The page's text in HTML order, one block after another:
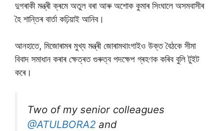
দুগৰাকী মন্ত্ৰী ক্ৰমে অতুল বৰা আৰু অশোক কুমাৰ সিংঘালে অসমবাসীৰ
হৈ শান্তিৰ বাৰ্তা কঢ়িয়াই আনিব।
আনহাতে, মিজোৰামৰ মুখ্য মন্ত্ৰী জোৰামথাংগাইও উক্ত বৈঠকে সীমা
বিবাদ সমাধান কৰাৰ ক্ষেত্ৰত গুৰুত্ব পদক্ষেপ গ্ৰহণক কৰিব বুলি টুইট
কৰে।
Two of my senior colleagues
@ATULBORA2 and